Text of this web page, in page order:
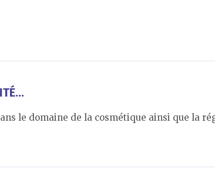
le domaine de la cosmétique ainsi que la